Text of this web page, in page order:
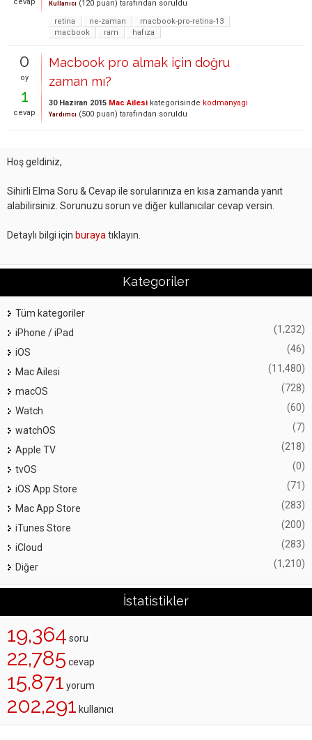
Kullanıcı (120 puan) tarafından soruldu
retina
ne-zaman
macbook-pro-retina-13
macbook
ram hafıza
0
oy
1
cevap
Macbook pro almak için doğru
zaman mı?
30 Haziran 2015 Mac Ailesi kategorisinde kodmanyagi
Yardımcı (500 puan) tarafından soruldu
Hoş geldiniz,
Sihirli Elma Soru & Cevap ile sorularınıza en kısa zamanda yanıt
alabilirsiniz. Sorunuzu sorun ve diğer kullanıcılar cevap versin.
Detaylı bilgi için buraya tıklayın.
Kategoriler
Tüm kategoriler
iPhone / iPad
(1,232)
iOS (46)
Mac Ailesi (11,480)
macOS (728)
Watch (60)
watchOS (7)
Apple TV (218)
tvOS (0)
iOS App Store (71)
Mac App Store (283)
iTunes Store (200)
iCloud (283)
Diğer (1,210)
İstatistikler
19,364 soru
22,785 cevap
15,871 yorum
202,291 kullanıcı